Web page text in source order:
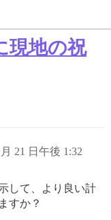
現地の祝
21 日午後 1:32
して、より良い計
すか？